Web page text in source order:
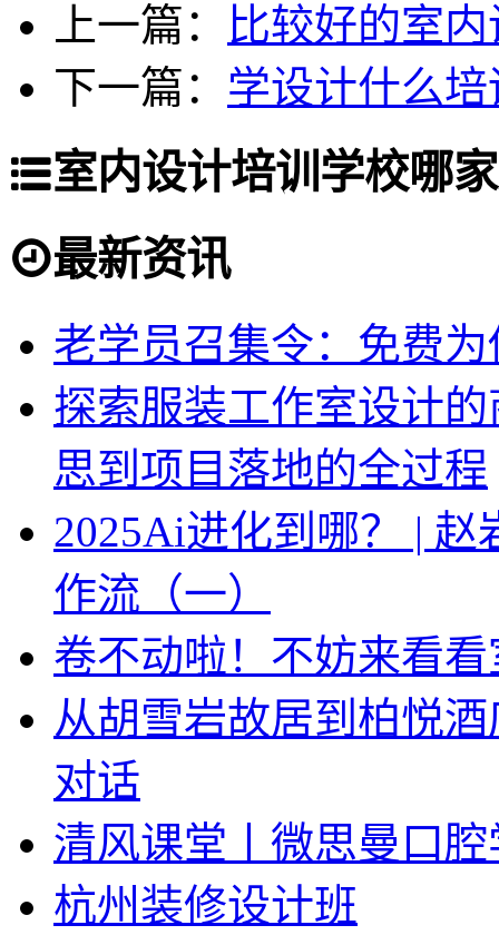
上一篇：
比较好的室
下一篇： 学设计什么
室内设计培训学校哪
最新资讯
老学员召集令：免费
探索服装工作室设计
思到项目落地的全过程
2025Ai进化到哪？ |
作流（一）
卷不动啦！不妨来看
从胡雪岩故居到柏悦
对话
清风课堂丨微思曼口
杭州装修设计班